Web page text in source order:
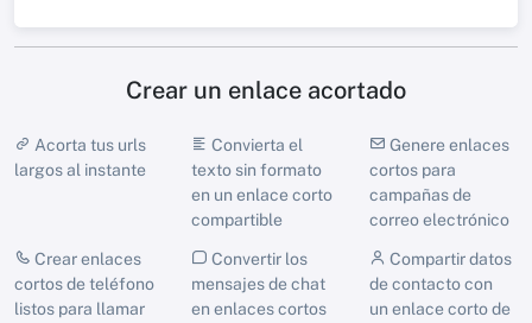
Crear un enlace acortado
Acorta tus urls
largos al instante
Convierta el
texto sin formato
en un enlace corto
compartible
Genere enlaces
cortos para
campañas de
correo electrónico
Crear enlaces
cortos de teléfono
listos para llamar
Convertir los
mensajes de chat
en enlaces cortos
Compartir datos
de contacto con
un enlace corto de